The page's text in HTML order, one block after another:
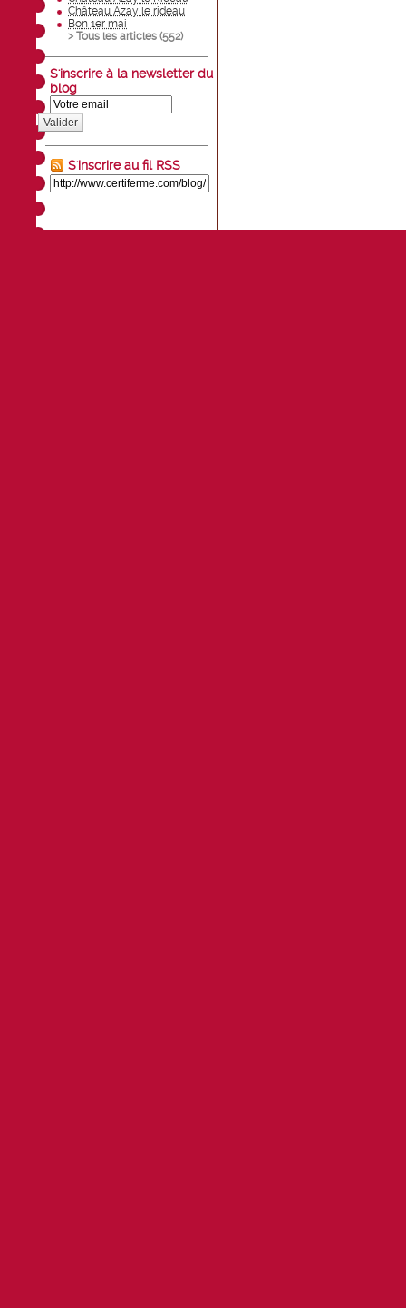
Château Azay le rideau
Bon 1er mai
> Tous les articles (552)
S'inscrire à la newsletter du
blog
Valider
S'inscrire au fil RSS